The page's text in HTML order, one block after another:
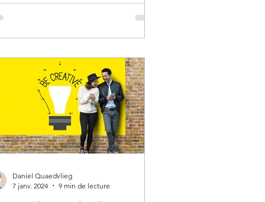
Daniel Quaedvlieg
7 janv. 2024
9 min de lecture